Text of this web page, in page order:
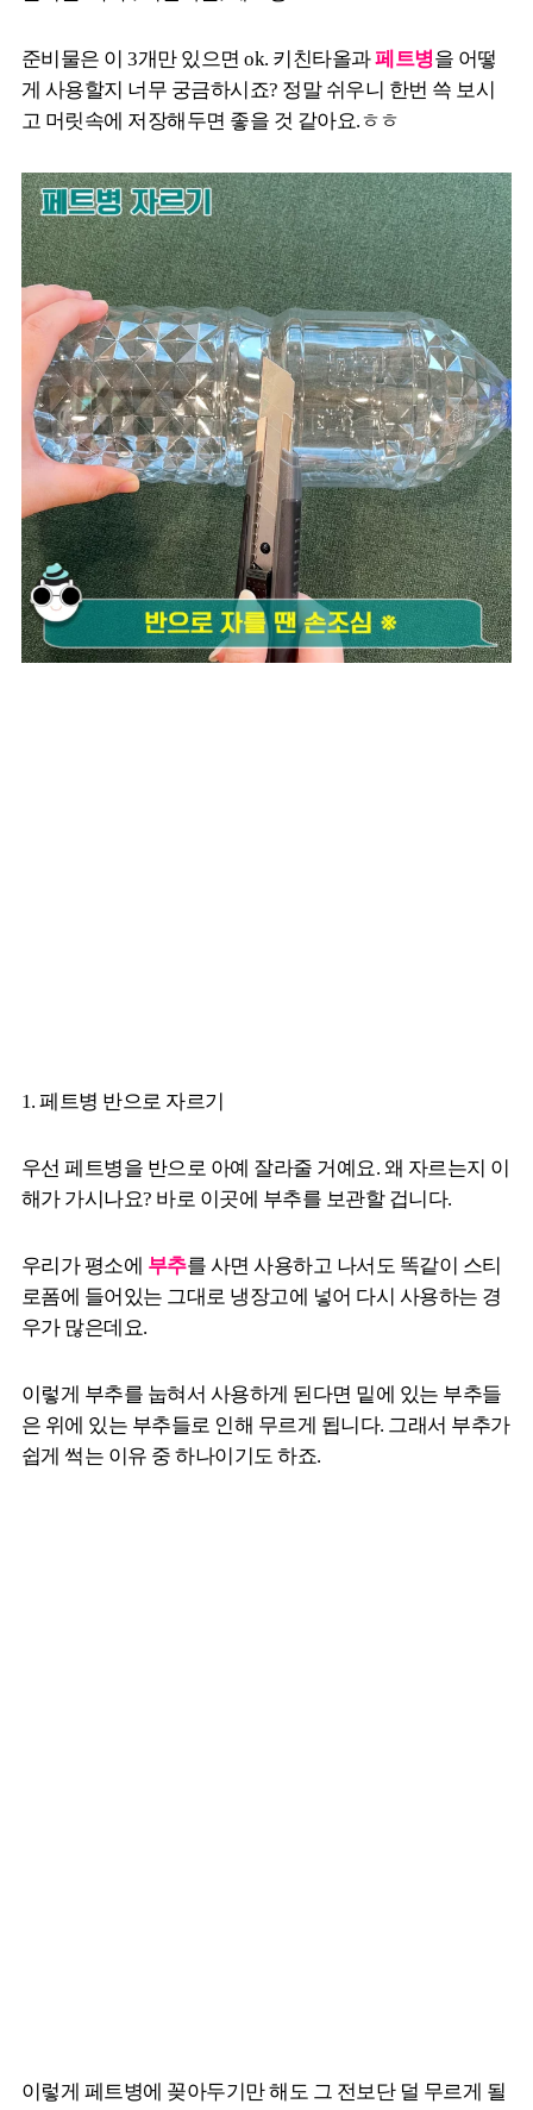
준비물은 이 3개만 있으면 ok. 키친타올과페트병을 어떻
게 사용할지 너무 궁금하시죠? 정말 쉬우니 한번 쓱 보시
고 머릿속에 저장해두면 좋을 것 같아요.ㅎㅎ
1. 페트병 반으로 자르기
우선 페트병을 반으로 아예 잘라줄 거예요. 왜 자르는지 이
해가 가시나요? 바로 이곳에 부추를 보관할 겁니다.
우리가 평소에 부추를 사면 사용하고 나서도 똑같이 스티
로폼에 들어있는 그대로 냉장고에 넣어 다시 사용하는 경
우가 많은데요.
이렇게 부추를 눕혀서 사용하게 된다면 밑에 있는 부추들
은 위에 있는 부추들로 인해 무르게 됩니다. 그래서 부추가
쉽게 썩는 이유 중 하나이기도 하죠.
이렇게 페트병에 꽂아두기만 해도 그 전보단 덜 무르게 될